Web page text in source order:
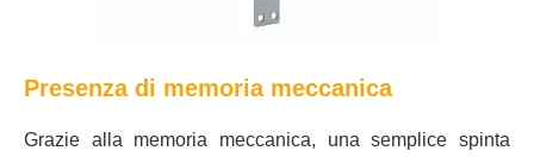
Presenza di memoria meccanica
Grazie alla memoria meccanica, una semplice spinta